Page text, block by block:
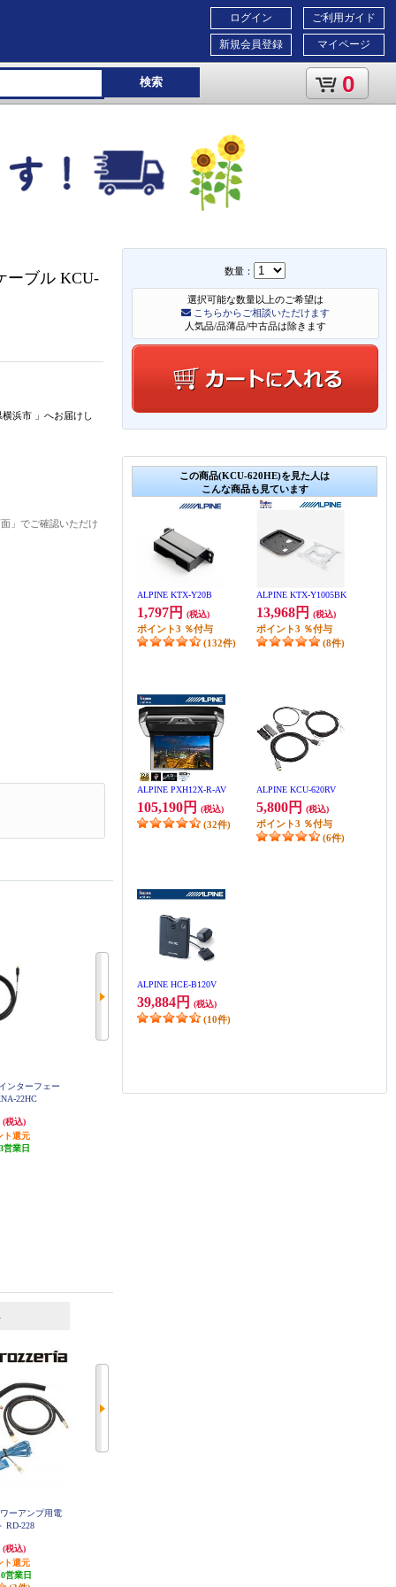
ご利用ガイド
マイページ
ログイン
新規会員登録
検索 0
数量：
選択可能な数量以上のご希望は
こちらからご相談いただけます
人気品/品薄品/中古品は除きます
この商品(KCU-620HE)を見た人は
こんな商品も見ています
ALPINE KTX-Y20B
1,797円 (税込)
ポイント3 ％付与
(132件)
ALPINE KTX-Y1005BK
13,968円 (税込)
ポイント3 ％付与
(8件)
ALPINE PXH12X-R-AV
105,190円 (税込)
(32件)
ALPINE KCU-620RV
5,800円 (税込)
ポイント3 ％付与
(6件)
ALPINE HCE-B120V
39,884円 (税込)
(10件)
ーブル KCU-
横浜市 」 へお届けし
」でご確認いただけ
ンターフェー
22HC
(税込)
ト還元
3営業日
ーアンプ用電
RD-228
(税込)
ト還元
営業日